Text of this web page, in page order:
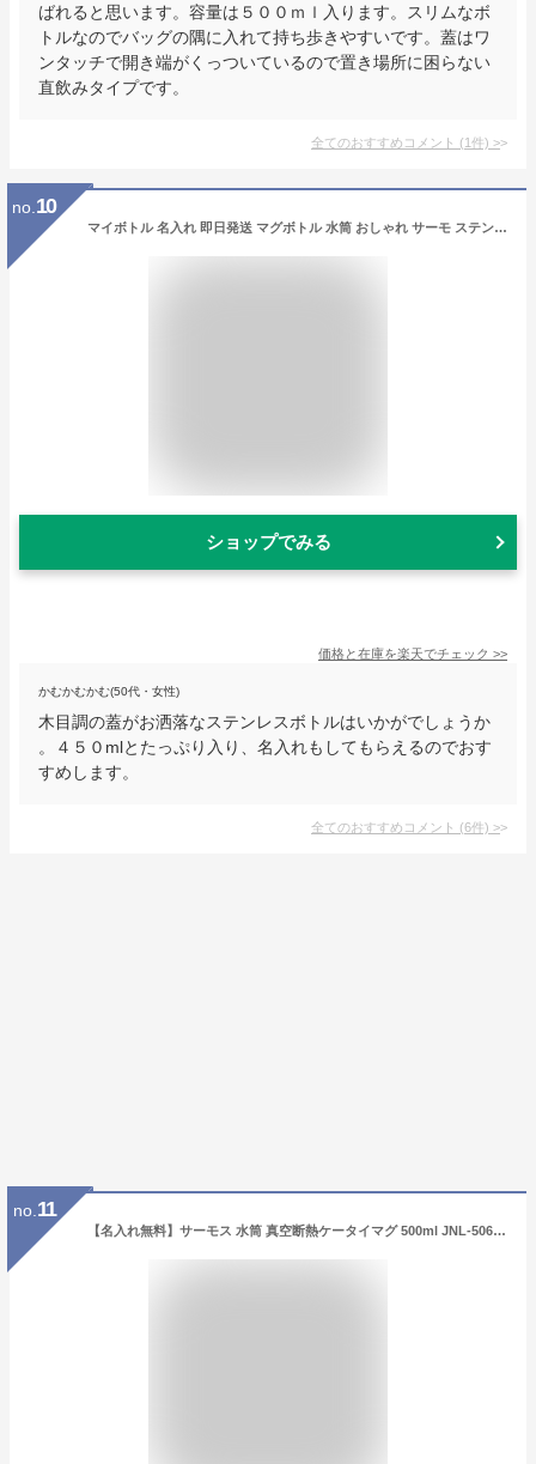
ばれると思います。容量は５００ｍｌ入ります。スリムなボ
トルなのでバッグの隅に入れて持ち歩きやすいです。蓋はワ
ンタッチで開き端がくっついているので置き場所に困らない
直飲みタイプです。
全てのおすすめコメント (1件) >
no. 10
マイボトル 名入れ 即日発送 マグボトル 水筒 おしゃれ サーモ ステンレス サーモ ステンレスボトル 魔法瓶 かわいい ギフト 実用的 プレゼント 送料無料 ペアギフト 軽量 真空断熱 保温保冷 名前入り 450ml 男性 女性 入学祝い 就職祝い スポーツ クリスマス
ショップでみる
価格と在庫を楽天でチェック >>
かむかむかむ(50代・女性)
木目調の蓋がお洒落なステンレスボトルはいかがでしょうか
。４５０mlとたっぷり入り、名入れもしてもらえるのでおす
すめします。
全てのおすすめコメント (6件) >
no. 11
【名入れ無料】サーモス 水筒 真空断熱ケータイマグ 500ml JNL-506 モーヴピンク ギフト・プレゼント (ブラックジェイド)